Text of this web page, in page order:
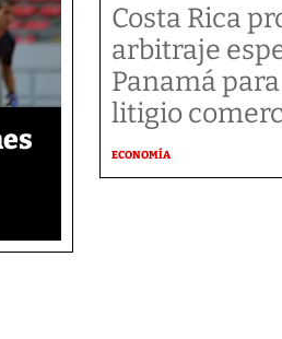
Costa Rica
arbitraje
Panamá
litigio
ECONOMÍA